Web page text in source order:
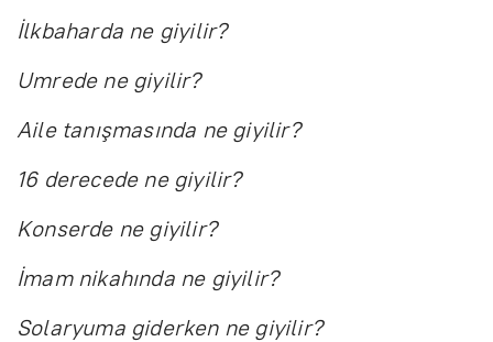
İlkbaharda ne giyilir?
Umrede ne giyilir?
Aile tanışmasında ne giyilir?
16 derecede ne giyilir?
Konserde ne giyilir?
İmam nikahında ne giyilir?
Solaryuma giderken ne giyilir?